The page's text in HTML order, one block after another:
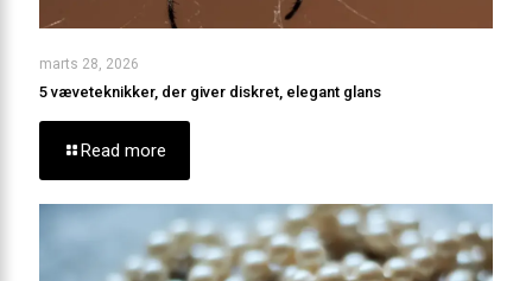
marts 28, 2026
5 væveteknikker, der giver diskret, elegant glans
Read more